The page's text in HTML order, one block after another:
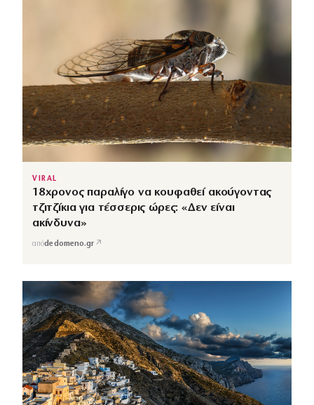
VIRAL
18χρονος παραλίγο να κουφαθεί ακούγοντας
τζιτζίκια για τέσσερις ώρες: «Δεν είναι
ακίνδυνα»
απόdedomeno.gr ↗